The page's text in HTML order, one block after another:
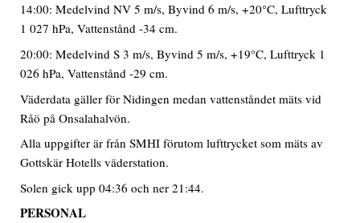
14:00: Medelvind NV 5 m/s, Byvind 6 m/s, +20°C, Lufttryck
1 027 hPa, Vattenstånd -34 cm.
20:00: Medelvind S 3 m/s, Byvind 5 m/s, +19°C, Lufttryck 1
026 hPa, Vattenstånd -29 cm.
Väderdata gäller för Nidingen medan vattenståndet mäts vid
Råö på Onsalahalvön.
Alla uppgifter är från SMHI förutom lufttrycket som mäts av
Gottskär Hotells väderstation.
Solen gick upp 04:36 och ner 21:44.
PERSONAL